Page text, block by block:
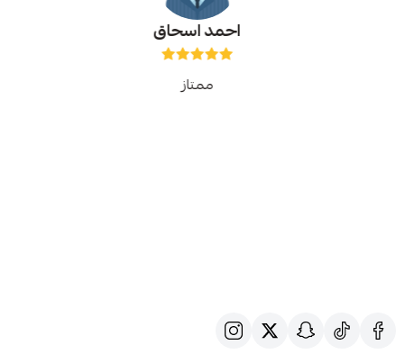
احمد اسحاق
ممتاز